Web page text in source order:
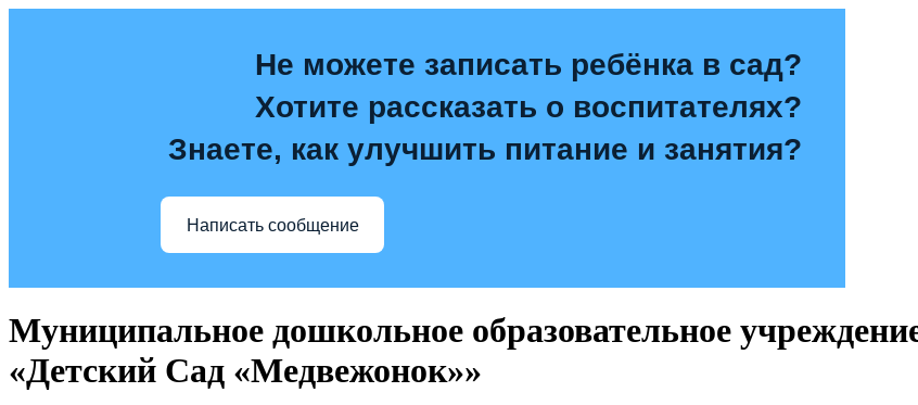
Не можете записать ребёнка в сад?
Хотите рассказать о воспитателях?
Знаете, как улучшить питание и занятия?
Написать сообщение
Муниципальное дошкольное образовательное
«Детский Сад «Медвежонок»»